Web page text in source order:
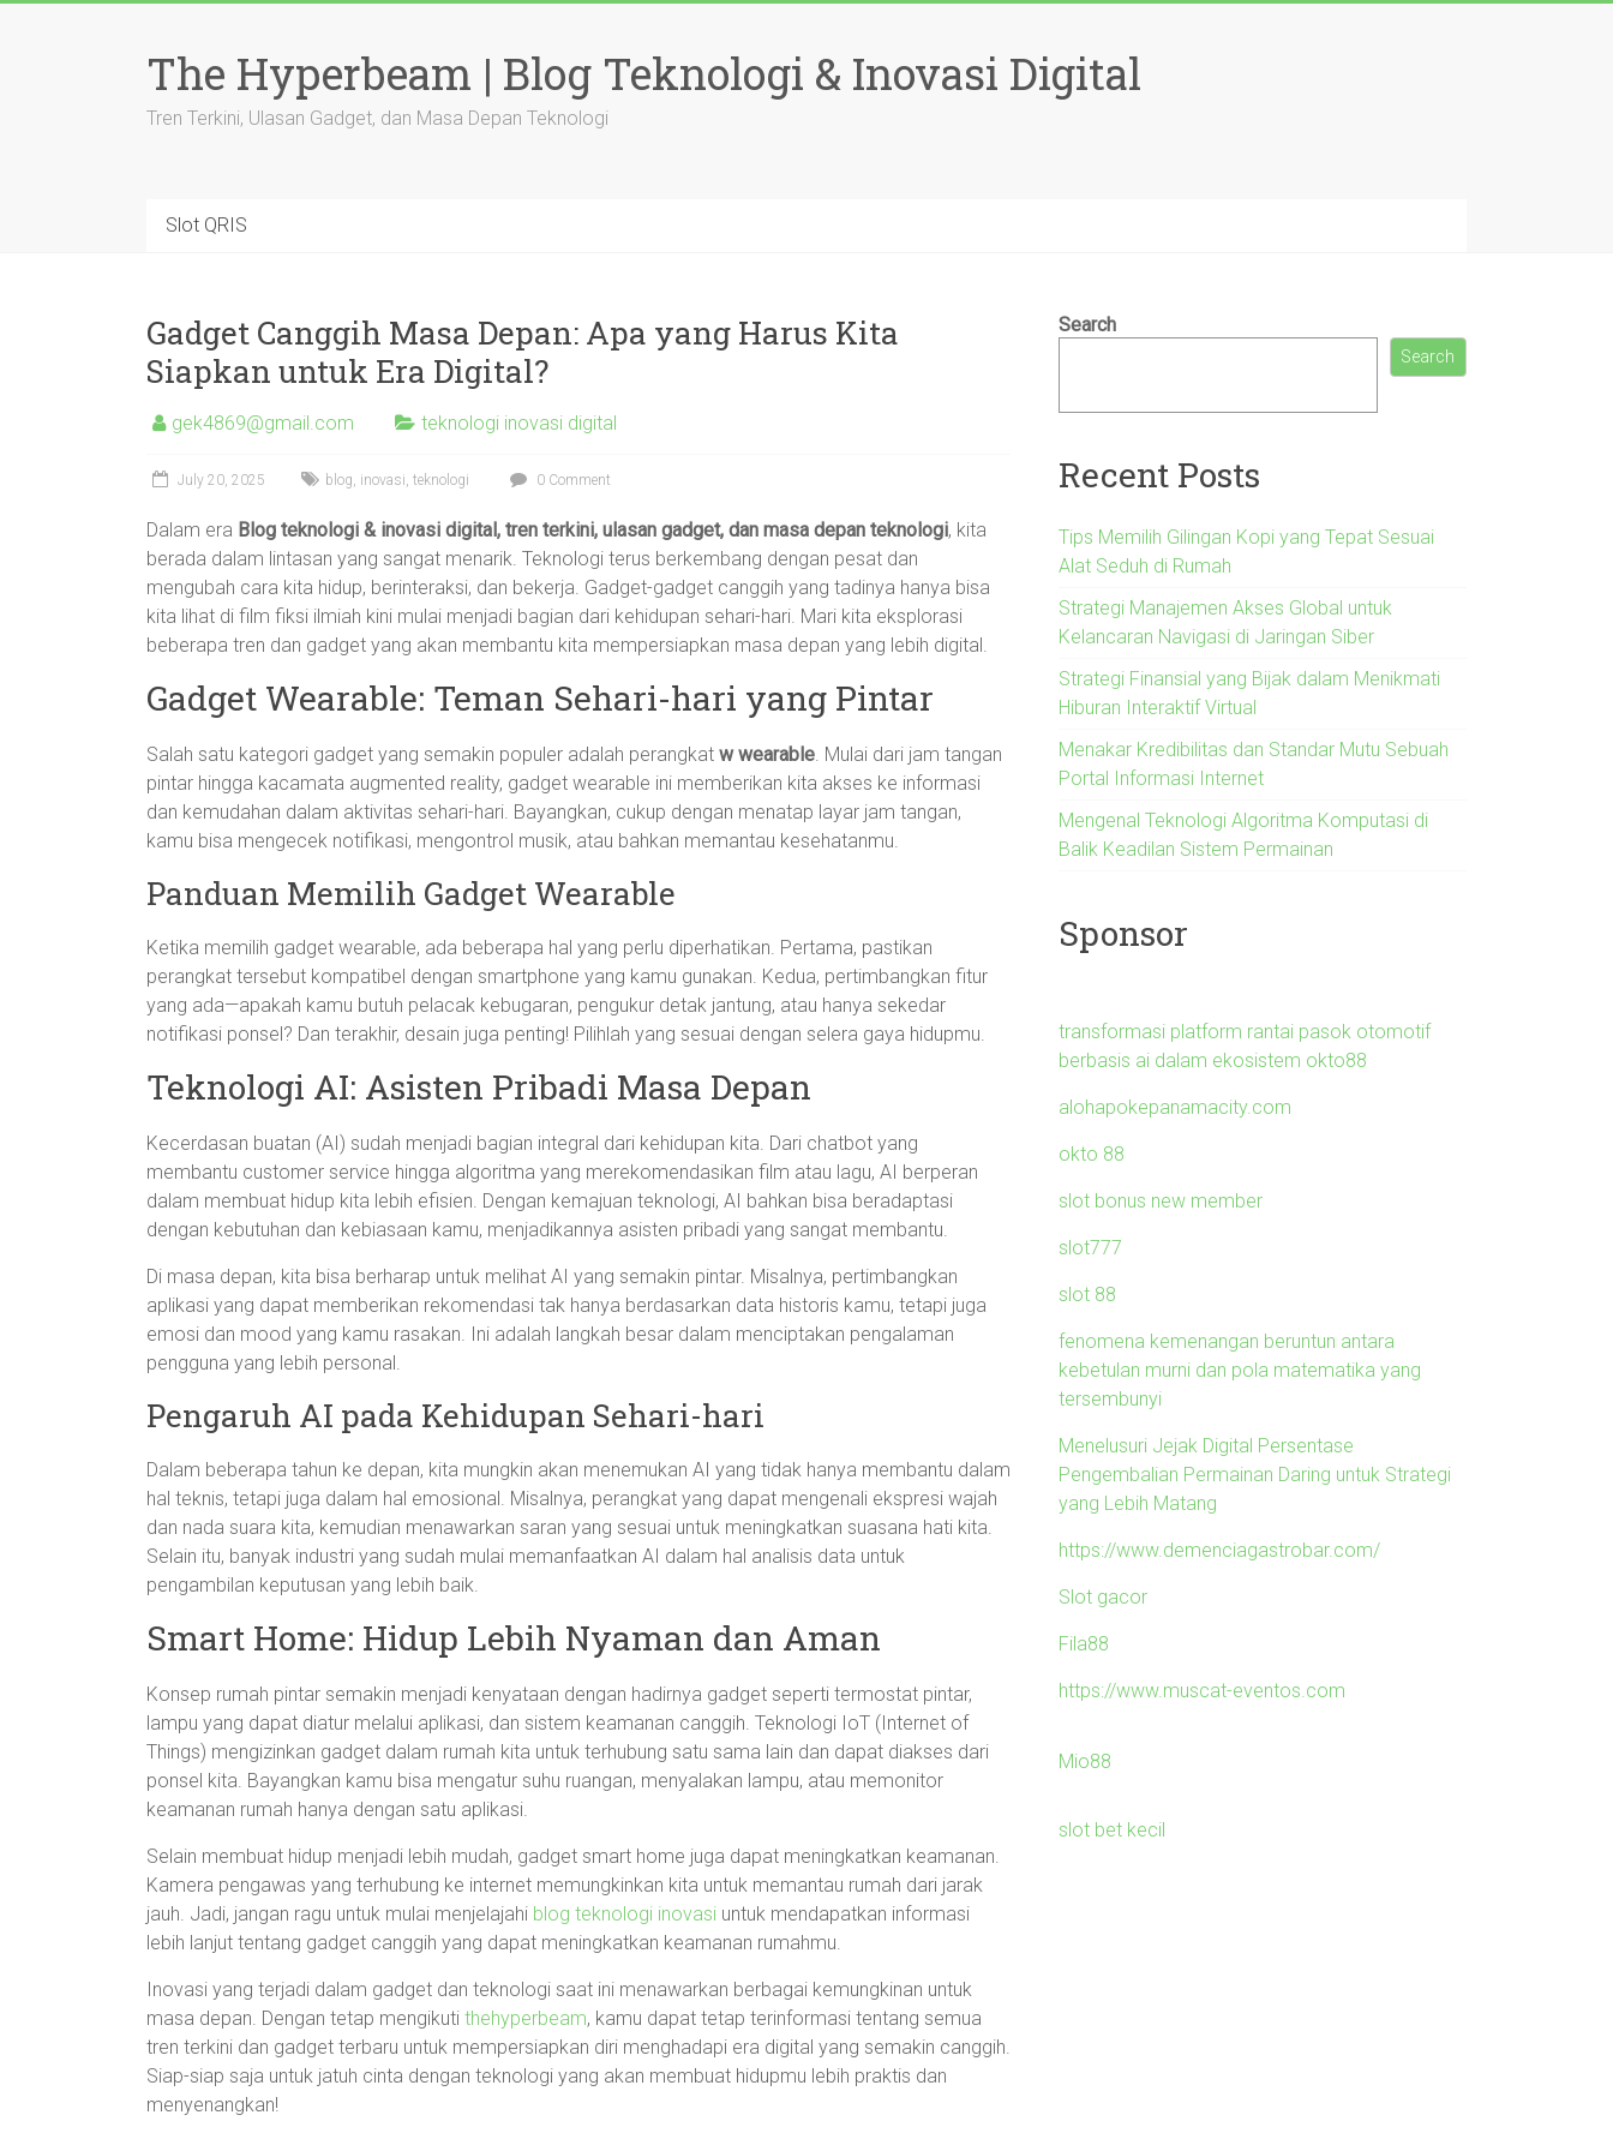
The Hyperbeam | Blog Teknologi & Inovasi Digital
Tren Terkini, Ulasan Gadget, dan Masa Depan Teknologi
Slot QRIS
Gadget Canggih Masa Depan: Apa yang Harus Kita
Siapkan untuk Era Digital?
gek4869@gmail.com teknologi inovasi digital
July 20, 2025 blog, inovasi, teknologi 0 Comment
Dalam era Blog teknologi & inovasi digital, tren terkini, ulasan gadget, dan masa depan teknologi, kita
berada dalam lintasan yang sangat menarik. Teknologi terus berkembang dengan pesat dan
mengubah cara kita hidup, berinteraksi, dan bekerja. Gadget-gadget canggih yang tadinya hanya bisa
kita lihat di film fiksi ilmiah kini mulai menjadi bagian dari kehidupan sehari-hari. Mari kita eksplorasi
beberapa tren dan gadget yang akan membantu kita mempersiapkan masa depan yang lebih digital.
Gadget Wearable: Teman Sehari-hari yang Pintar
Salah satu kategori gadget yang semakin populer adalah perangkat w wearable. Mulai dari jam tangan
pintar hingga kacamata augmented reality, gadget wearable ini memberikan kita akses ke informasi
dan kemudahan dalam aktivitas sehari-hari. Bayangkan, cukup dengan menatap layar jam tangan,
kamu bisa mengecek notifikasi, mengontrol musik, atau bahkan memantau kesehatanmu.
Panduan Memilih Gadget Wearable
Ketika memilih gadget wearable, ada beberapa hal yang perlu diperhatikan. Pertama, pastikan
perangkat tersebut kompatibel dengan smartphone yang kamu gunakan. Kedua, pertimbangkan fitur
yang ada—apakah kamu butuh pelacak kebugaran, pengukur detak jantung, atau hanya sekedar
notifikasi ponsel? Dan terakhir, desain juga penting! Pilihlah yang sesuai dengan selera gaya hidupmu.
Teknologi AI: Asisten Pribadi Masa Depan
Kecerdasan buatan (AI) sudah menjadi bagian integral dari kehidupan kita. Dari chatbot yang
membantu customer service hingga algoritma yang merekomendasikan film atau lagu, AI berperan
dalam membuat hidup kita lebih efisien. Dengan kemajuan teknologi, AI bahkan bisa beradaptasi
dengan kebutuhan dan kebiasaan kamu, menjadikannya asisten pribadi yang sangat membantu.
Di masa depan, kita bisa berharap untuk melihat AI yang semakin pintar. Misalnya, pertimbangkan
aplikasi yang dapat memberikan rekomendasi tak hanya berdasarkan data historis kamu, tetapi juga
emosi dan mood yang kamu rasakan. Ini adalah langkah besar dalam menciptakan pengalaman
pengguna yang lebih personal.
Pengaruh AI pada Kehidupan Sehari-hari
Dalam beberapa tahun ke depan, kita mungkin akan menemukan AI yang tidak hanya membantu dalam
hal teknis, tetapi juga dalam hal emosional. Misalnya, perangkat yang dapat mengenali ekspresi wajah
dan nada suara kita, kemudian menawarkan saran yang sesuai untuk meningkatkan suasana hati kita.
Selain itu, banyak industri yang sudah mulai memanfaatkan AI dalam hal analisis data untuk
pengambilan keputusan yang lebih baik.
Smart Home: Hidup Lebih Nyaman dan Aman
Konsep rumah pintar semakin menjadi kenyataan dengan hadirnya gadget seperti termostat pintar,
lampu yang dapat diatur melalui aplikasi, dan sistem keamanan canggih. Teknologi IoT (Internet of
Things) mengizinkan gadget dalam rumah kita untuk terhubung satu sama lain dan dapat diakses dari
ponsel kita. Bayangkan kamu bisa mengatur suhu ruangan, menyalakan lampu, atau memonitor
keamanan rumah hanya dengan satu aplikasi.
Selain membuat hidup menjadi lebih mudah, gadget smart home juga dapat meningkatkan keamanan.
Kamera pengawas yang terhubung ke internet memungkinkan kita untuk memantau rumah dari jarak
jauh. Jadi, jangan ragu untuk mulai menjelajahi blog teknologi inovasi untuk mendapatkan informasi
lebih lanjut tentang gadget canggih yang dapat meningkatkan keamanan rumahmu.
Inovasi yang terjadi dalam gadget dan teknologi saat ini menawarkan berbagai kemungkinan untuk
masa depan. Dengan tetap mengikuti thehyperbeam, kamu dapat tetap terinformasi tentang semua
tren terkini dan gadget terbaru untuk mempersiapkan diri menghadapi era digital yang semakin canggih.
Siap-siap saja untuk jatuh cinta dengan teknologi yang akan membuat hidupmu lebih praktis dan
menyenangkan!
Search
Search
Recent Posts
Tips Memilih Gilingan Kopi yang Tepat Sesuai
Alat Seduh di Rumah
Strategi Manajemen Akses Global untuk
Kelancaran Navigasi di Jaringan Siber
Strategi Finansial yang Bijak dalam Menikmati
Hiburan Interaktif Virtual
Menakar Kredibilitas dan Standar Mutu Sebuah
Portal Informasi Internet
Mengenal Teknologi Algoritma Komputasi di
Balik Keadilan Sistem Permainan
Sponsor
transformasi platform rantai pasok otomotif
berbasis ai dalam ekosistem okto88
alohapokepanamacity.com
okto 88
slot bonus new member
slot777
slot 88
fenomena kemenangan beruntun antara
kebetulan murni dan pola matematika yang
tersembunyi
Menelusuri Jejak Digital Persentase
Pengembalian Permainan Daring untuk Strategi
yang Lebih Matang
https://www.demenciagastrobar.com/
Slot gacor
Fila88
https://www.muscat-eventos.com
Mio88
slot bet kecil